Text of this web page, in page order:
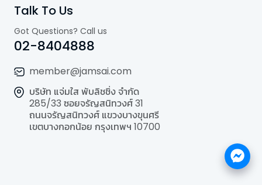
Talk To Us
Got Questions? Call us
02-8404888
member@jamsai.com
บริษัท แจ่มใส พับลิชชิ่ง จำกัด
285/33 ซอยจรัญสนิทวงศ์ 31
ถนนจรัญสนิทวงศ์ แขวงบางขุนศรี
เขตบางกอกน้อย กรุงเทพฯ 10700